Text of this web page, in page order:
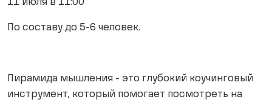
11 июля в 11:00
По составу до 5-6 человек.
Пирамида мышления - это глубокий коучинговый
инструмент, который помогает посмотреть на